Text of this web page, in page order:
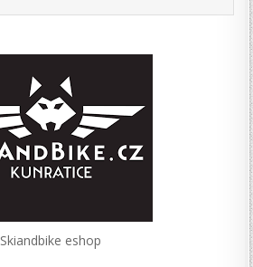
Skiandbike eshop